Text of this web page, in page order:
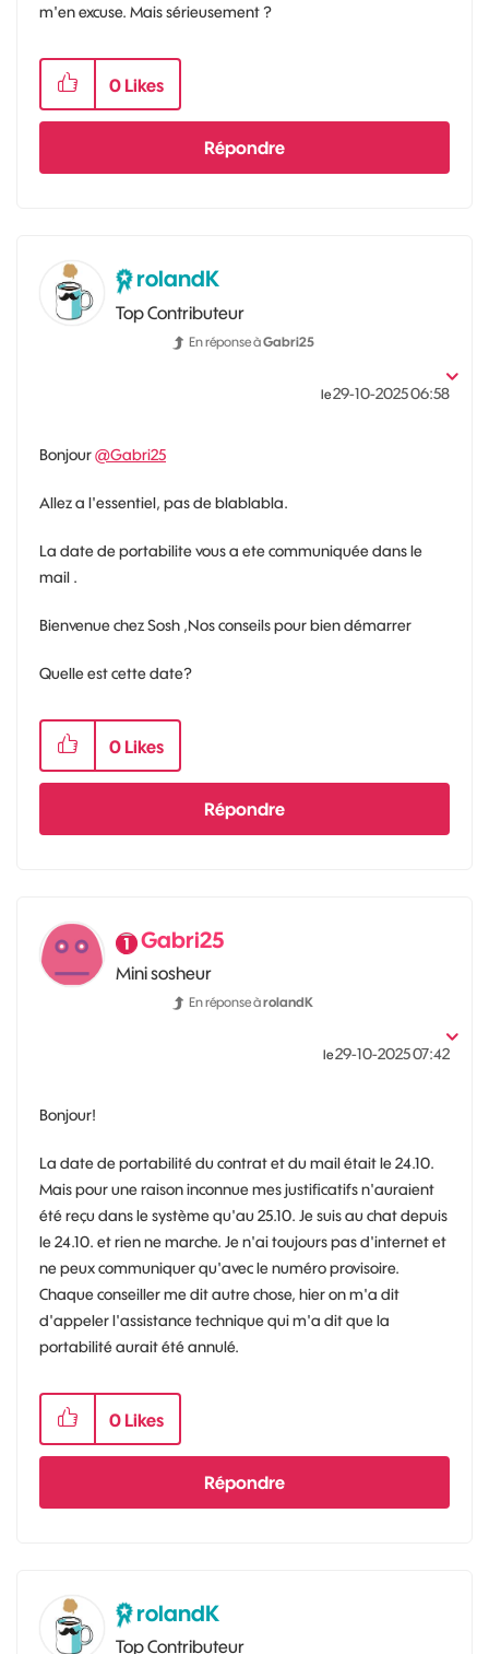
m'en excuse. Mais sérieusement ?
0 Likes
Répondre
rolandK
Top Contributeur
En réponse àGabri25
le‎29-10-202506:58
Bonjour@Gabri25
Allez a l'essentiel, pas de blablabla.
La date de portabilite vous a ete communiquée dans le
mail .
Bienvenue chez Sosh ,Nos conseils pour bien démarrer
Quelle est cette date?
0 Likes
Répondre
Gabri25
Mini sosheur
En réponse àrolandK
le‎29-10-202507:42
Bonjour!
La date de portabilité du contrat et du mail était le 24.10.
Mais pour une raison inconnue mes justificatifs n'auraient
été reçu dans le système qu'au 25.10. Je suis au chat depuis
le 24.10. et rien ne marche. Je n'ai toujours pas d'internet et
ne peux communiquer qu'avec le numéro provisoire.
Chaque conseiller me dit autre chose, hier on m'a dit
d'appeler l'assistance technique qui m'a dit que la
portabilité aurait été annulé.
0 Likes
Répondre
rolandK
Top Contributeur